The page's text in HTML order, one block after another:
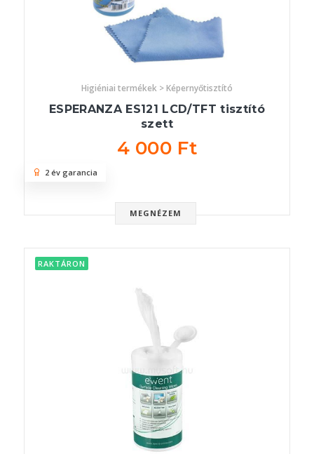
Higiéniai termékek > Képernyőtisztító
ESPERANZA ES121 LCD/TFT tisztító
szett
4 000 Ft
MEGNÉZEM
2 év garancia
RAKTÁRON